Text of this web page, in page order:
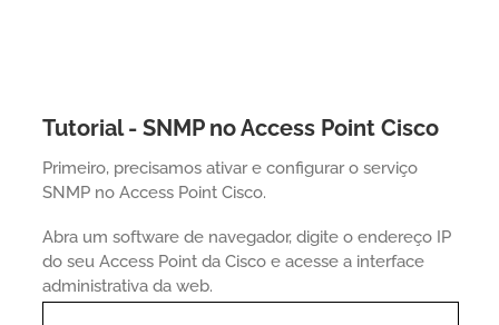
Tutorial - SNMP no Access Point Cisco
Primeiro, precisamos ativar e configurar o serviço
SNMP no Access Point Cisco.
Abra um software de navegador, digite o endereço IP
do seu Access Point da Cisco e acesse a interface
administrativa da web.